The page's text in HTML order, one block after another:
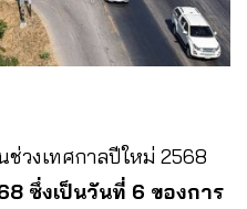
วงเทศกาลปีใหม่ 2568
ซึ่งเป็นวันที่ 6 ของการ